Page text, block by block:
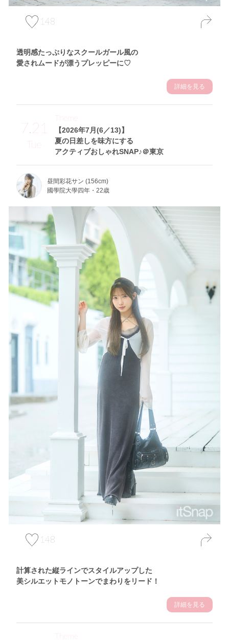
148
透明感たっぷりなスクールガール風の
愛されムードが漂うプレッピーに♡
詳細を見る
7.21
Tue
【2026年7月(6／13)】
夏の日差しを味方にする
アクティブおしゃれSNAP♪＠東京
Theme
昼間彩花サン (156cm)
國學院大學四年・22歳
148
計算された縦ラインでスタイルアップした
美シルエットモノトーンでまわりをリード！
詳細を見る
Theme